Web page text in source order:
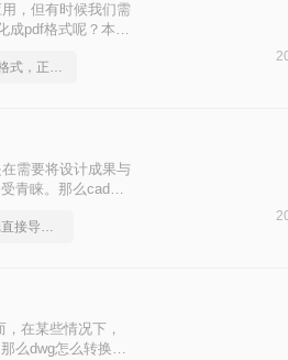
，但有时候我们需
成pdf格式呢？本文
如何将cad转成pdf格式，正确的操作方法
需要将设计成果与
青睐。那么cad怎
如何把多张cad图纸直接导出成pdf
在某些情况下，
么dwg怎么转换成